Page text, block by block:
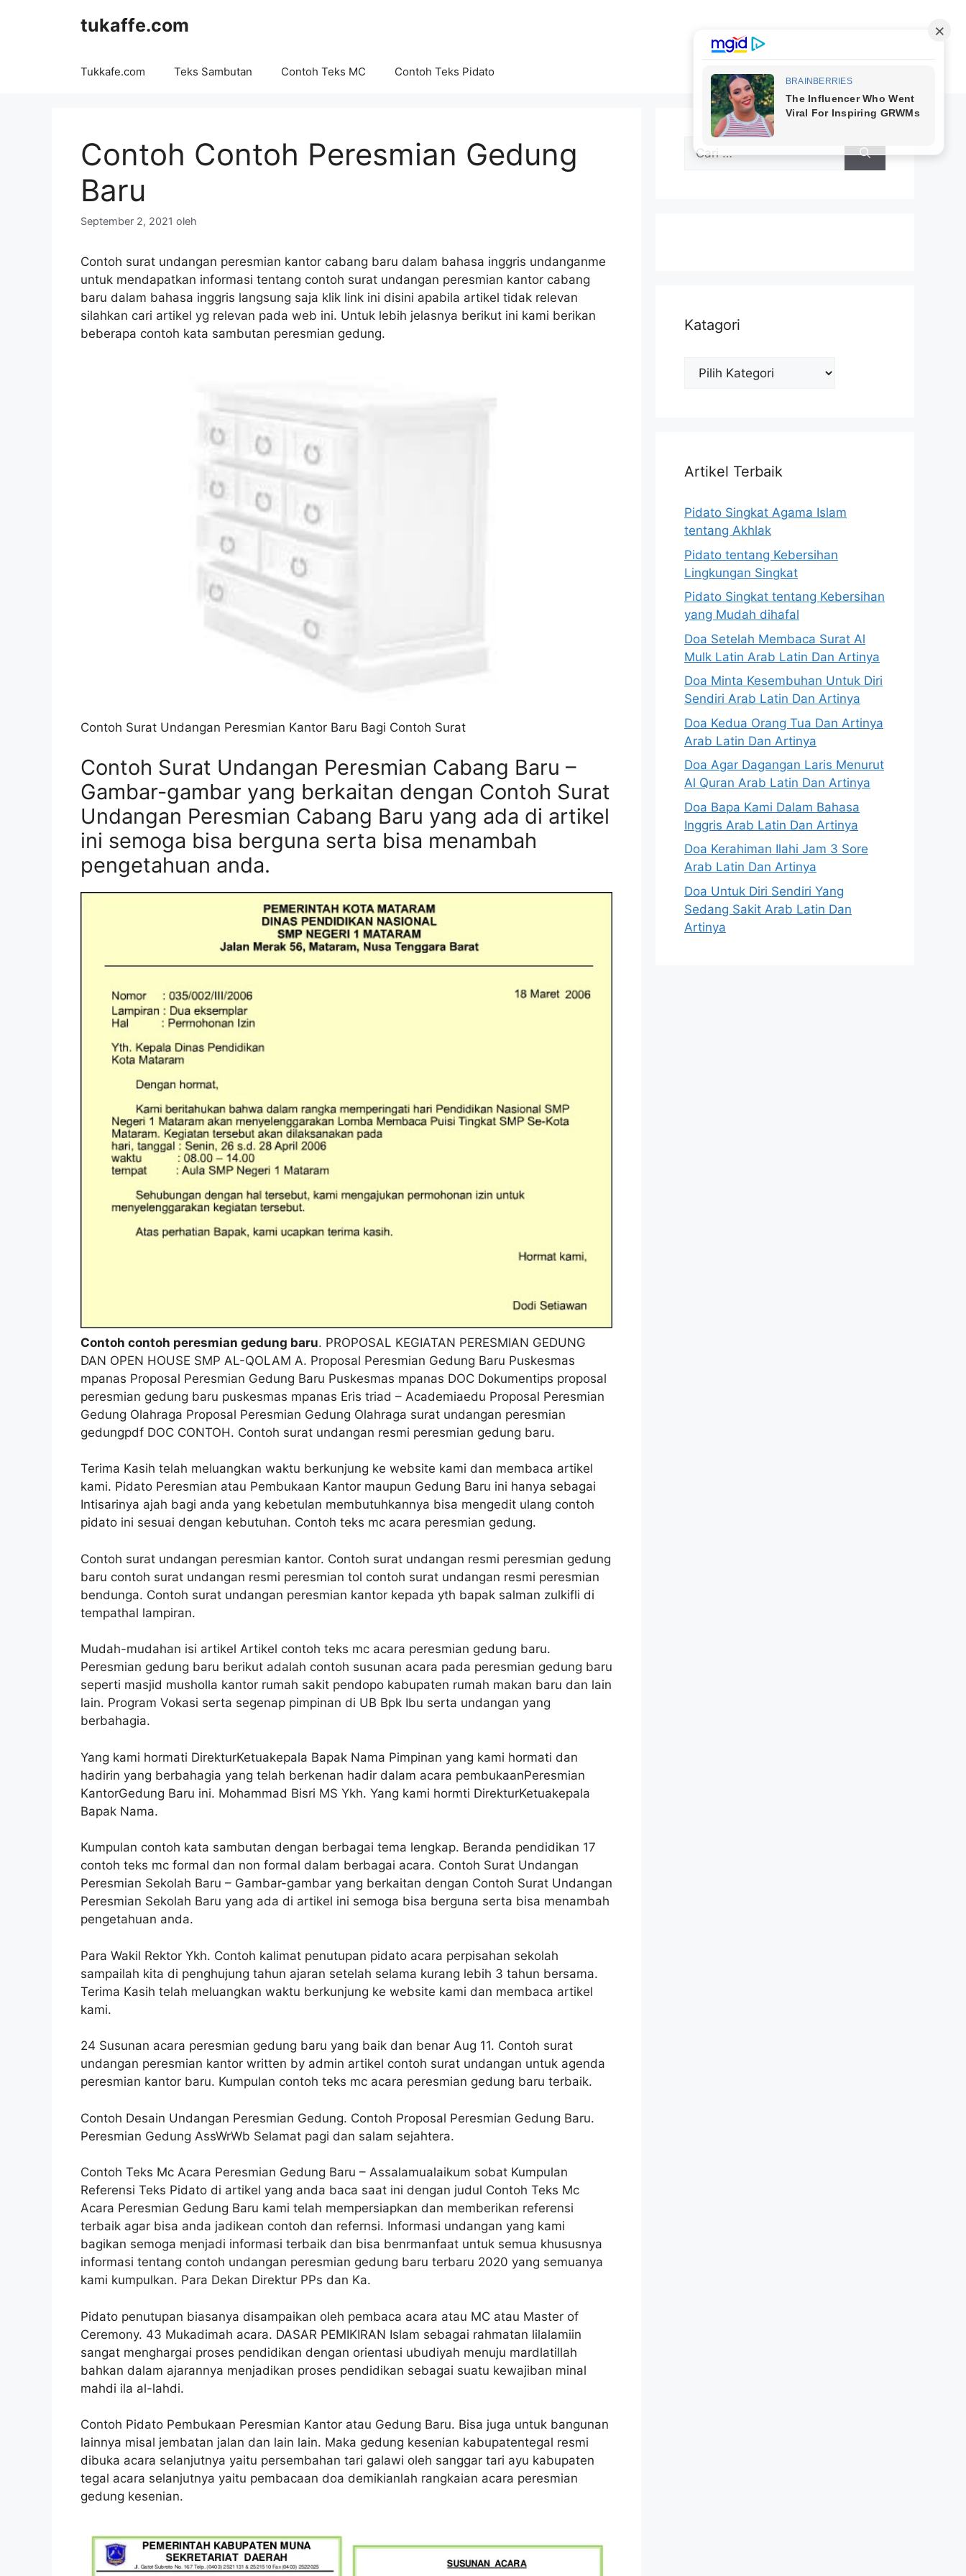
tukaffe.com
Tukkafe.com Teks Sambutan Contoh Teks MC Contoh Teks Pidato
Contoh Contoh Peresmian Gedung
Baru
September 2, 2021 oleh
Contoh surat undangan peresmian kantor cabang baru dalam bahasa inggris undanganme
untuk mendapatkan informasi tentang contoh surat undangan peresmian kantor cabang
baru dalam bahasa inggris langsung saja klik link ini disini apabila artikel tidak relevan
silahkan cari artikel yg relevan pada web ini. Untuk lebih jelasnya berikut ini kami berikan
beberapa contoh kata sambutan peresmian gedung.
Contoh Surat Undangan Peresmian Kantor Baru Bagi Contoh Surat
Contoh Surat Undangan Peresmian Cabang Baru –
Gambar-gambar yang berkaitan dengan Contoh Surat
Undangan Peresmian Cabang Baru yang ada di artikel
ini semoga bisa berguna serta bisa menambah
pengetahuan anda.
Contoh contoh peresmian gedung baru. PROPOSAL KEGIATAN PERESMIAN GEDUNG
DAN OPEN HOUSE SMP AL-QOLAM A. Proposal Peresmian Gedung Baru Puskesmas
mpanas Proposal Peresmian Gedung Baru Puskesmas mpanas DOC Dokumentips proposal
peresmian gedung baru puskesmas mpanas Eris triad – Academiaedu Proposal Peresmian
Gedung Olahraga Proposal Peresmian Gedung Olahraga surat undangan peresmian
gedungpdf DOC CONTOH. Contoh surat undangan resmi peresmian gedung baru.
Terima Kasih telah meluangkan waktu berkunjung ke website kami dan membaca artikel
kami. Pidato Peresmian atau Pembukaan Kantor maupun Gedung Baru ini hanya sebagai
Intisarinya ajah bagi anda yang kebetulan membutuhkannya bisa mengedit ulang contoh
pidato ini sesuai dengan kebutuhan. Contoh teks mc acara peresmian gedung.
Contoh surat undangan peresmian kantor. Contoh surat undangan resmi peresmian gedung
baru contoh surat undangan resmi peresmian tol contoh surat undangan resmi peresmian
bendunga. Contoh surat undangan peresmian kantor kepada yth bapak salman zulkifli di
tempathal lampiran.
Mudah-mudahan isi artikel Artikel contoh teks mc acara peresmian gedung baru.
Peresmian gedung baru berikut adalah contoh susunan acara pada peresmian gedung baru
seperti masjid musholla kantor rumah sakit pendopo kabupaten rumah makan baru dan lain
lain. Program Vokasi serta segenap pimpinan di UB Bpk Ibu serta undangan yang
berbahagia.
Yang kami hormati DirekturKetuakepala Bapak Nama Pimpinan yang kami hormati dan
hadirin yang berbahagia yang telah berkenan hadir dalam acara pembukaanPeresmian
KantorGedung Baru ini. Mohammad Bisri MS Ykh. Yang kami hormti DirekturKetuakepala
Bapak Nama.
Kumpulan contoh kata sambutan dengan berbagai tema lengkap. Beranda pendidikan 17
contoh teks mc formal dan non formal dalam berbagai acara. Contoh Surat Undangan
Peresmian Sekolah Baru – Gambar-gambar yang berkaitan dengan Contoh Surat Undangan
Peresmian Sekolah Baru yang ada di artikel ini semoga bisa berguna serta bisa menambah
pengetahuan anda.
Para Wakil Rektor Ykh. Contoh kalimat penutupan pidato acara perpisahan sekolah
sampailah kita di penghujung tahun ajaran setelah selama kurang lebih 3 tahun bersama.
Terima Kasih telah meluangkan waktu berkunjung ke website kami dan membaca artikel
kami.
24 Susunan acara peresmian gedung baru yang baik dan benar Aug 11. Contoh surat
undangan peresmian kantor written by admin artikel contoh surat undangan untuk agenda
peresmian kantor baru. Kumpulan contoh teks mc acara peresmian gedung baru terbaik.
Contoh Desain Undangan Peresmian Gedung. Contoh Proposal Peresmian Gedung Baru.
Peresmian Gedung AssWrWb Selamat pagi dan salam sejahtera.
Contoh Teks Mc Acara Peresmian Gedung Baru – Assalamualaikum sobat Kumpulan
Referensi Teks Pidato di artikel yang anda baca saat ini dengan judul Contoh Teks Mc
Acara Peresmian Gedung Baru kami telah mempersiapkan dan memberikan referensi
terbaik agar bisa anda jadikean contoh dan refernsi. Informasi undangan yang kami
bagikan semoga menjadi informasi terbaik dan bisa benrmanfaat untuk semua khususnya
informasi tentang contoh undangan peresmian gedung baru terbaru 2020 yang semuanya
kami kumpulkan. Para Dekan Direktur PPs dan Ka.
Pidato penutupan biasanya disampaikan oleh pembaca acara atau MC atau Master of
Ceremony. 43 Mukadimah acara. DASAR PEMIKIRAN Islam sebagai rahmatan lilalamiin
sangat menghargai proses pendidikan dengan orientasi ubudiyah menuju mardlatillah
bahkan dalam ajarannya menjadikan proses pendidikan sebagai suatu kewajiban minal
mahdi ila al-lahdi.
Contoh Pidato Pembukaan Peresmian Kantor atau Gedung Baru. Bisa juga untuk bangunan
lainnya misal jembatan jalan dan lain lain. Maka gedung kesenian kabupatentegal resmi
dibuka acara selanjutnya yaitu persembahan tari galawi oleh sanggar tari ayu kabupaten
tegal acara selanjutnya yaitu pembacaan doa demikianlah rangkaian acara peresmian
gedung kesenian.
untuk:
Katagori
Katagori
Artikel Terbaik
Pidato Singkat Agama Islam
tentang Akhlak
Pidato tentang Kebersihan
Lingkungan Singkat
Pidato Singkat tentang Kebersihan
yang Mudah dihafal
Doa Setelah Membaca Surat Al
Mulk Latin Arab Latin Dan Artinya
Doa Minta Kesembuhan Untuk Diri
Sendiri Arab Latin Dan Artinya
Doa Kedua Orang Tua Dan Artinya
Arab Latin Dan Artinya
Doa Agar Dagangan Laris Menurut
Al Quran Arab Latin Dan Artinya
Doa Bapa Kami Dalam Bahasa
Inggris Arab Latin Dan Artinya
Doa Kerahiman Ilahi Jam 3 Sore
Arab Latin Dan Artinya
Doa Untuk Diri Sendiri Yang
Sedang Sakit Arab Latin Dan
Artinya